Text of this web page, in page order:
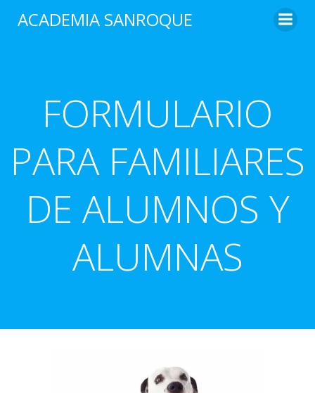
al
ACADEMIA SANROQUE
FORMULARIO
PARA FAMILIARES
DE ALUMNOS Y
ALUMNAS